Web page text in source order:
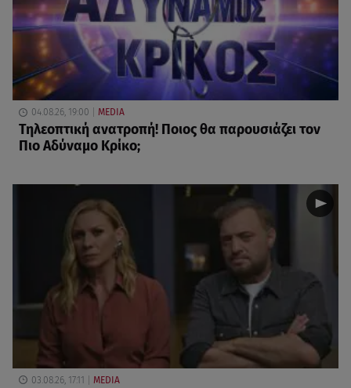
04.08.26, 19:00 MEDIA
Τηλεοπτική ανατροπή! Ποιος θα παρουσιάζει τον
Πιο Αδύναμο Κρίκο;
03.08.26, 17:11 MEDIA